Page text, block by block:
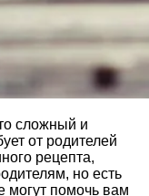
сложный и
от родителей
рецепта,
но есть
могут помочь вам